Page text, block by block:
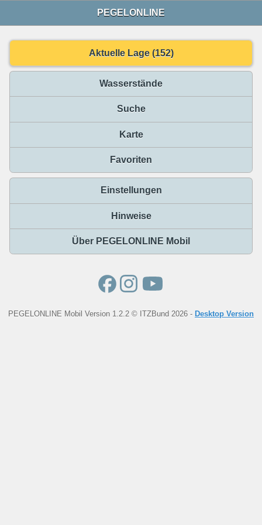
PEGELONLINE
Aktuelle Lage (152)
Wasserstände
Suche
Karte
Favoriten
Einstellungen
Hinweise
Über PEGELONLINE Mobil
PEGELONLINE Mobil Version 1.2.2 © ITZBund 2026 - Desktop Version